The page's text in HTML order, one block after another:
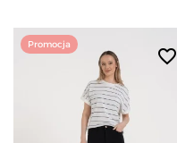
Promocja
favorite_border